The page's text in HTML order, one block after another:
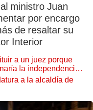
ministro Juan
por encargo
de resaltar su
Interior
a un juez porque
la independencia
a la alcaldía de